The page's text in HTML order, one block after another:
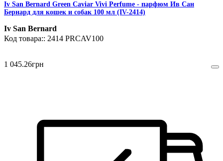
Iv San Bernard Green Caviar Vivi Perfume - парфюм Ив Сан
Бернард для кошек и собак 100 мл (IV-2414)
Iv San Bernard
2414 PRCAV100
1 045.26грн